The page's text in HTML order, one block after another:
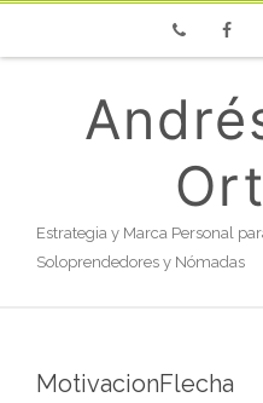
Estrategia y Marca Personal
Soloprendedores y Nómadas
MotivacionFlecha